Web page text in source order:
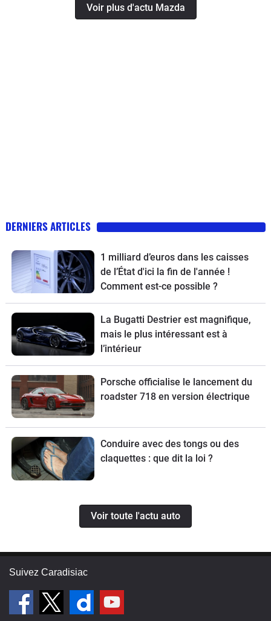
Voir plus d'actu Mazda
DERNIERS ARTICLES
1 milliard d’euros dans les caisses
de l’État d'ici la fin de l'année !
Comment est-ce possible ?
La Bugatti Destrier est magnifique,
mais le plus intéressant est à
l’intérieur
Porsche officialise le lancement du
roadster 718 en version électrique
Conduire avec des tongs ou des
claquettes : que dit la loi ?
Voir toute l'actu auto
Suivez Caradisiac